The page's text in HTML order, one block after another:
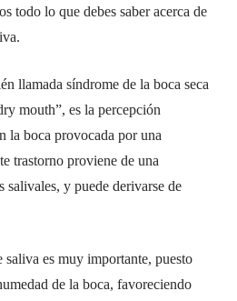
todo lo que debes saber acerca de
llamada síndrome de la boca seca
mouth”, es la percepción
la boca provocada por una
trastorno proviene de una
salivales, y puede derivarse de
saliva es muy importante, puesto
de la boca, favoreciendo